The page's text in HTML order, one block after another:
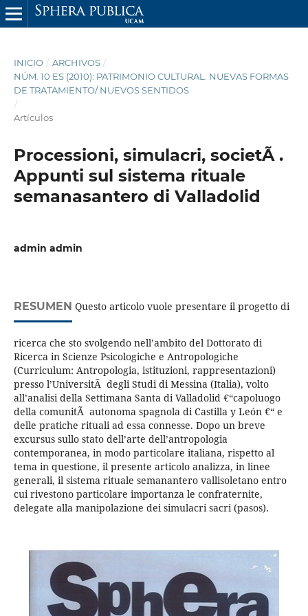
INICIO / ARCHIVOS /
NÚM. 10 ES (2010): PATRIMONIO CULTURAL. NUEVAS FORMAS
DE TRATAMIENTO/ NUEVOS SENTIDOS
/
Artículos
Processioni, simulacri, societÃ .
Appunti sul sistema rituale
semanasantero di Valladolid
admin admin
RESUMEN Questo articolo vuole presentare il progetto di
ricerca che sto svolgendo nell’ambito del Dottorato di
Ricerca in Scienze Psicologiche e Antropologiche
(Curriculum: Antropologia, istituzioni, rappresentazioni)
presso l’UniversitÃ degli Studi di Messina (Italia), volto
all’analisi della Settimana Santa di Valladolid €“capoluogo
della comunitÃ autonoma spagnola di Castilla y León €“ e
delle pratiche rituali ad essa connesse. Dopo un breve
excursus sullo stato dell’arte dell’antropologia
contemporanea, in modo particolare italiana, rispetto al
tema in questione, il presente articolo analizza, in linee
generali, il sistema rituale semanantero vallisoletano entro
cui rivestono particolare importanza le confraternite,
delegate alla manipolazione dei simulacri sacri (pasos).